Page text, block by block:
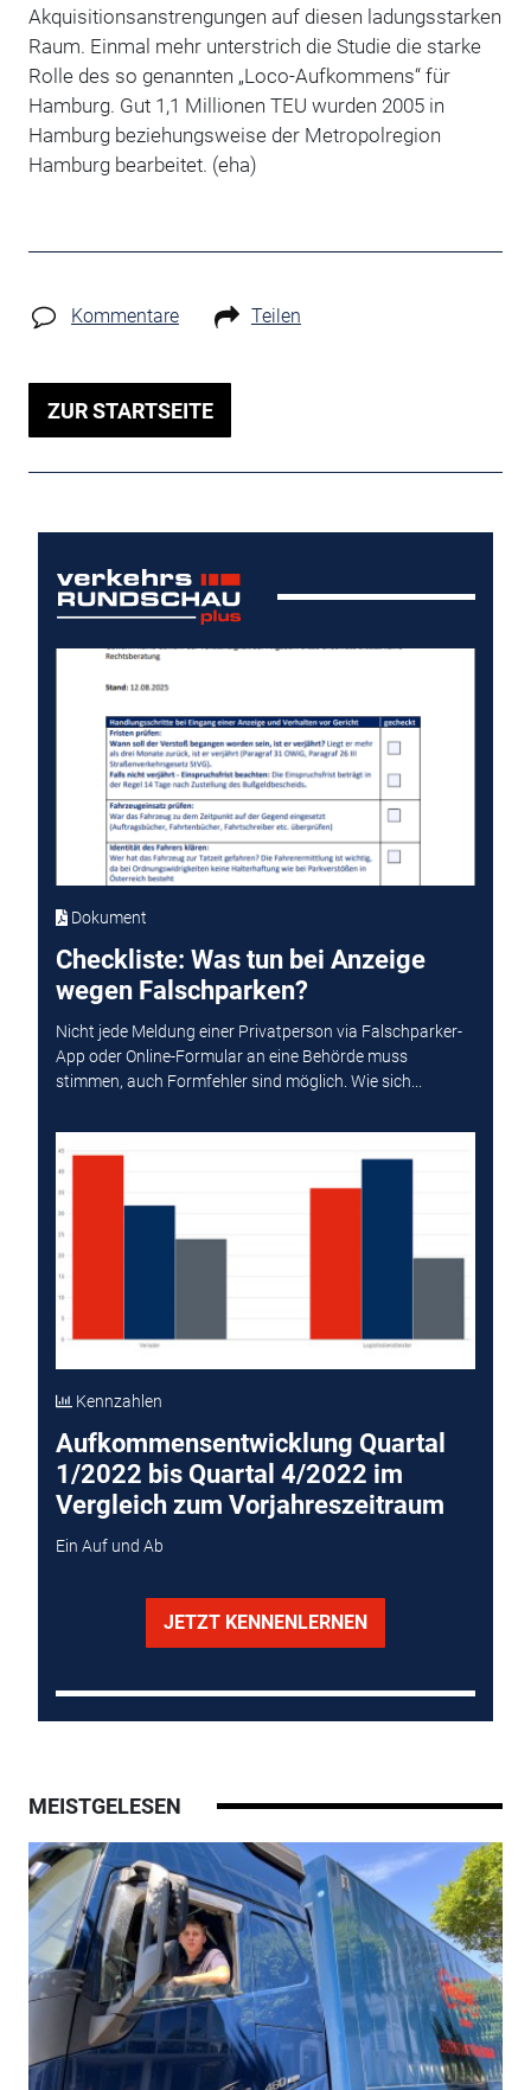
Akquisitionsanstrengungen auf diesen ladungsstarken
Raum. Einmal mehr unterstrich die Studie die starke
Rolle des so genannten „Loco-Aufkommens“ für
Hamburg. Gut 1,1 Millionen TEU wurden 2005 in
Hamburg beziehungsweise der Metropolregion
Hamburg bearbeitet. (eha)
Kommentare Teilen
ZUR STARTSEITE
Dokument
Checkliste: Was tun bei Anzeige
wegen Falschparken?
Nicht jede Meldung einer Privatperson via Falschparker-
App oder Online-Formular an eine Behörde muss
stimmen, auch Formfehler sind möglich. Wie sich...
Kennzahlen
Aufkommensentwicklung Quartal
1/2022 bis Quartal 4/2022 im
Vergleich zum Vorjahreszeitraum
Ein Auf und Ab
JETZT KENNENLERNEN
MEISTGELESEN